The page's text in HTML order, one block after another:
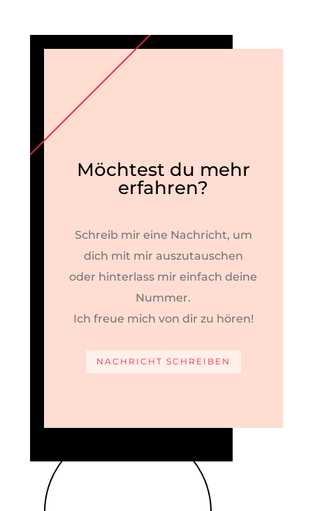
Möchtest du mehr
erfahren?
Schreib mir eine Nachricht, um
dich mit mir auszutauschen
oder hinterlass mir einfach deine
Nummer.
Ich freue mich von dir zu hören!
NACHRICHT SCHREIBEN